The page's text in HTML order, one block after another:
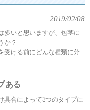
2019/02/08
多いと思いますが、包茎に
か？
受ける前にどんな種類に分
ある
具合によって3つのタイプに